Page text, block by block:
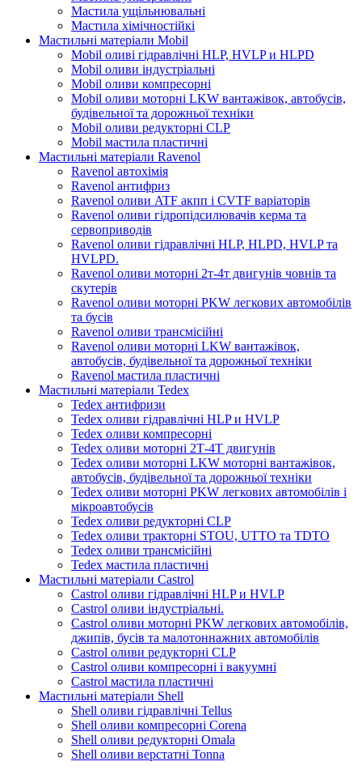
Мастила ущільнювальні
Мастила хімічностійкі
Мастильні матеріали Mobil
Mobil оливі гідравлічні HLP, HVLP и HLPD
Mobil оливи індустріальні
Mobil оливи компресорні
Mobil оливи моторні LKW вантажівок, автобусів,
будівельної та дорожньої техніки
Mobil оливи редукторні CLP
Mobil мастила пластичні
Мастильні матеріали Ravenol
Ravenol автохімія
Ravenol антифриз
Ravenol оливи ATF акпп і CVTF варіаторів
Ravenol оливи гідропідсилювачів керма та
сервоприводів
Ravenol оливи гідравлічні HLP, HLPD, HVLP та
HVLPD.
Ravenol оливи моторні 2т-4т двигунів човнів та
скутерів
Ravenol оливи моторні PKW легкових автомобілів
та бусів
Ravenol оливи трансмісійні
Ravenol оливи моторні LKW вантажівок,
автобусів, будівельної та дорожньої техніки
Ravenol мастила пластичні
Мастильні матеріали Tedex
Tedex антифризи
Tedex оливи гідравлічні HLP и HVLP
Tedex оливи компресорні
Tedex оливи моторні 2Т-4Т двигунів
Tedex оливи моторні LKW моторні вантажівок,
автобусів, будівельної та дорожньої техніки
Tedex оливи моторні PKW легкових автомобілів і
мікроавтобусів
Tedex оливи редукторні CLP
Tedex оливи тракторні STOU, UTTO та TDTO
Tedex оливи трансмісійні
Tedex мастила пластичні
Мастильні матеріали Castrol
Castrol оливи гідравлічні HLP и HVLP
Castrol оливи індустріальні.
Castrol оливи моторні PKW легкових автомобілів,
джипів, бусів та малотоннажних автомобілів
Castrol оливи редукторні CLP
Castrol оливи компресорні і вакуумні
Castrol мастила пластичні
Мастильні матеріали Shell
Shell оливи гідравлічні Tellus
Shell оливи компресорні Corena
Shell оливи редукторні Omala
Shell оливи верстатні Tonna